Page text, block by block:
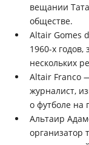
вещании
обществе.
Altair Gomes
1960-х
нескольких
Altair Franco
журналист,
о футболе на
Альтаир
организатор